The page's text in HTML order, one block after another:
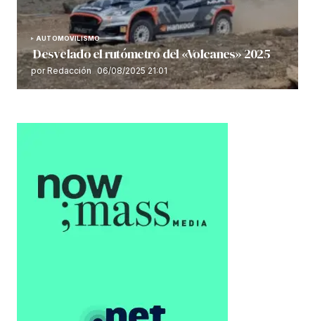
AUTOMOVILISMO
Desvelado el rutómetro del «Volcanes» 2025
por Redacción 06/08/2025 21:01